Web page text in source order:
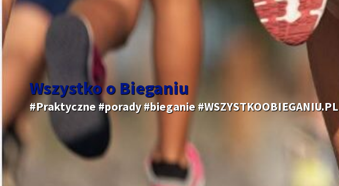
Wszystko o Bieganiu
#Praktyczne #porady #bieganie #WSZYSTKOOBIEGANIU.PL